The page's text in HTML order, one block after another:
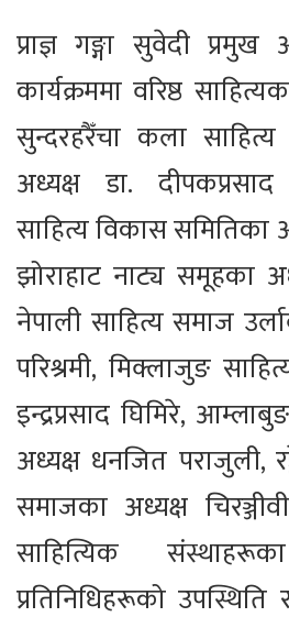
प्राज्ञ गङ्गा सुवेदी
कार्यक्रममा वरिष्ठ
सुन्दरहरैँचा कला
अध्यक्ष डा.
साहित्य विकास समितिका
झोराहाट नाट्य समूहका
नेपाली साहित्य समाज
परिश्रमी, मिक्लाजुङ
इन्द्रप्रसाद घिमिरे,
अध्यक्ष धनजित पराजुली,
समाजका अध्यक्ष
साहित्यिक
प्रतिनिधिहरूको